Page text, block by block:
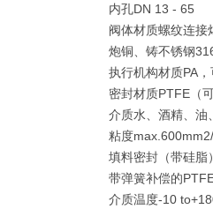
内孔DN 13 - 65
阀体材质螺纹连接
炮铜、铸不锈钢
执行机构材质PA
密封材质PTFE（
介质水、酒精、油
粘度
填料密封（带硅脂
带弹簧补偿的
介质温度-10